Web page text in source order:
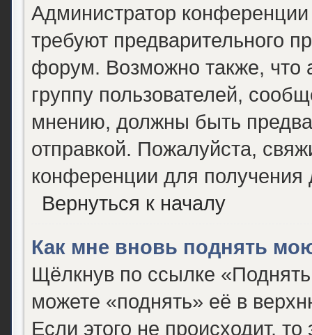
Администратор
требуют предварительного
форум. Возможно также, что
группу пользователей,
мнению, должны быть
отправкой. Пожалуйста,
конференции для
Вернуться к началу
Как мне вновь поднять
Щёлкнув по ссылке
можете «поднять» её в
Если этого не происходит,